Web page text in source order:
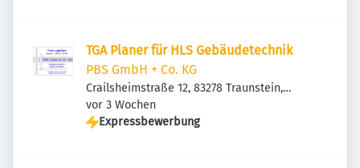
TGA Planer für HLS Gebäudetechnik
PBS GmbH + Co. KG
Crailsheimstraße 12, 83278 Traunstein,
Deutschland
Veröffentlicht
vor 3 Wochen
Expressbewerbung